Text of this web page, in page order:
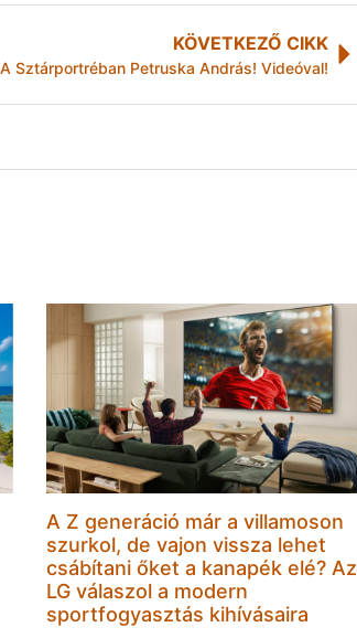
KÖVETKEZŐ CIKK
A Sztárportréban Petruska András! Videóval!
A Z generáció már a villamoson
szurkol, de vajon vissza lehet
csábítani őket a kanapék elé? Az
LG válaszol a modern
sportfogyasztás kihívásaira